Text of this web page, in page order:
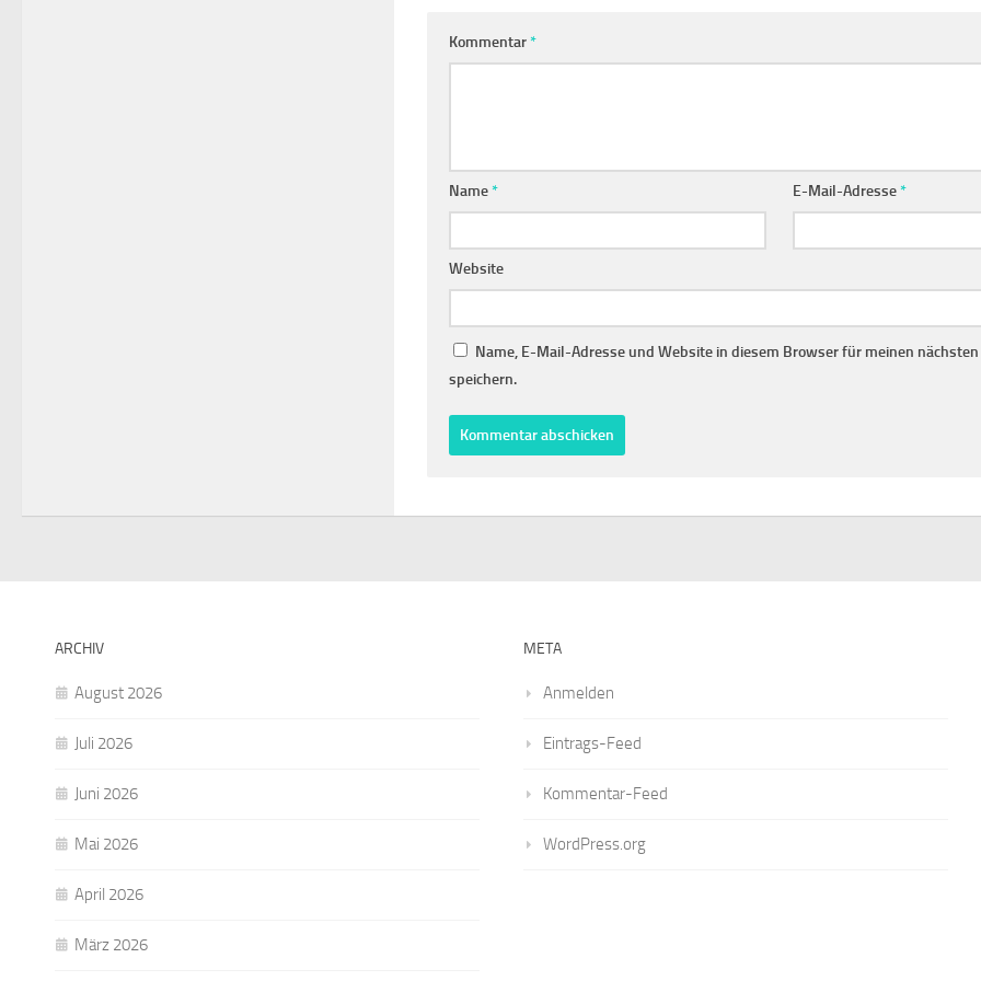
Kommentar*
Name* E-Mail-Adresse*
Website
Name, E-Mail-Adresse und Website in diesem Browser für meinen
speichern.
ARCHIV
August 2026
Juli 2026
Juni 2026
Mai 2026
April 2026
März 2026
META
Anmelden
Eintrags-Feed
Kommentar-Feed
WordPress.org